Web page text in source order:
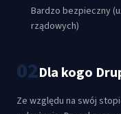
Bardzo bezpieczny
rządowych)
02Dla kogo
Ze względu na swój